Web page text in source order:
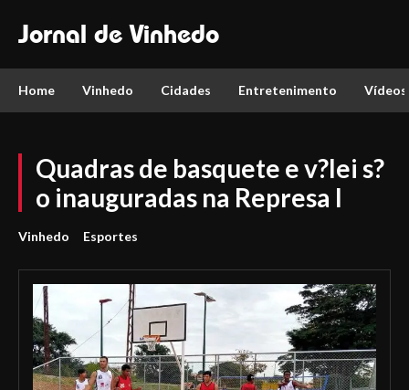
Jornal de Vinhedo
Home Vinhedo Cidades Entretenimento Vídeos
Quadras de basquete e v?lei s?
o inauguradas na Represa I
Vinhedo Esportes